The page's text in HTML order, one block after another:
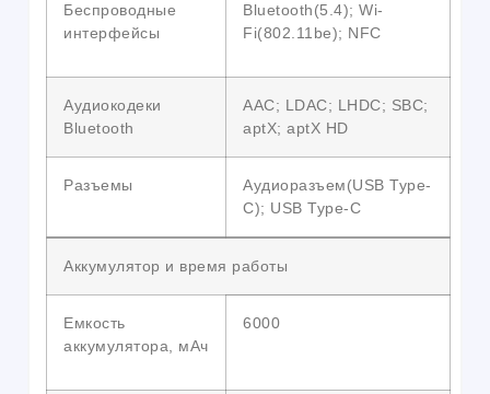
Беспроводные
интерфейсы
Bluetooth(5.4); Wi-
Fi(802.11be); NFC
Аудиокодеки
Bluetooth
AAC; LDAC; LHDC; SBC;
aptX; aptX HD
Разъемы
Аудиоразъем(USB Type-
C); USB Type-C
Аккумулятор и время работы
Емкость
аккумулятора, мАч
6000